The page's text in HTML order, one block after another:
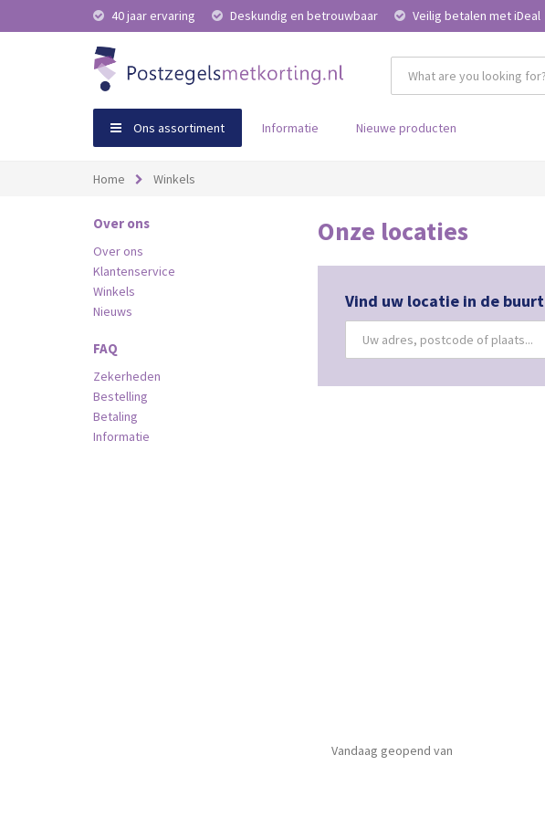
40 jaar ervaring Deskundig en betrouwbaar Veilig betalen met iDeal
Ons assortiment Informatie Nieuwe producten
Home Winkels
Over ons
Over ons
Klantenservice
Winkels
Nieuws
FAQ
Zekerheden
Bestelling
Betaling
Informatie
Onze locaties
Vind uw locatie in de buurt
Vandaag geopend van